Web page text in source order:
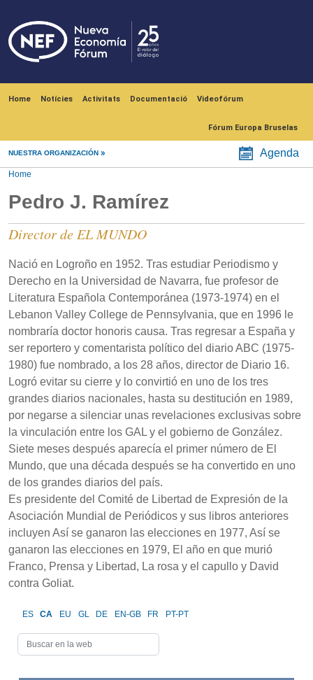
Home Notícies Activitats Documentació Videofórum
Fórum Europa Bruselas
NUESTRA ORGANIZACIÓN Agenda
Home
Pedro J. Ramírez
Director de EL MUNDO
Nació en Logroño en 1952. Tras estudiar Periodismo y
Derecho en la Universidad de Navarra, fue profesor de
Literatura Española Contemporánea (1973-1974) en el
Lebanon Valley College de Pennsylvania, que en 1996 le
nombraría doctor honoris causa. Tras regresar a España y
ser reportero y comentarista político del diario ABC (1975-
1980) fue nombrado, a los 28 años, director de Diario 16.
Logró evitar su cierre y lo convirtió en uno de los tres
grandes diarios nacionales, hasta su destitución en 1989,
por negarse a silenciar unas revelaciones exclusivas sobre
la vinculación entre los GAL y el gobierno de González.
Siete meses después aparecía el primer número de El
Mundo, que una década después se ha convertido en uno
de los grandes diarios del país.
Es presidente del Comité de Libertad de Expresión de la
Asociación Mundial de Periódicos y sus libros anteriores
incluyen Así se ganaron las elecciones en 1977, Así se
ganaron las elecciones en 1979, El año en que murió
Franco, Prensa y Libertad, La rosa y el capullo y David
contra Goliat.
ES CA EU GL DE EN-GB FR PT-PT